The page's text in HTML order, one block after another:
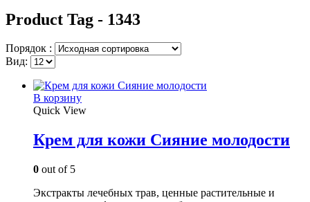
Product Tag - 1343
Порядок :
Вид:
В корзину
Quick View
Крем для кожи Сияние молодости
0 out of 5
Экстракты лечебных трав, ценные растительные и